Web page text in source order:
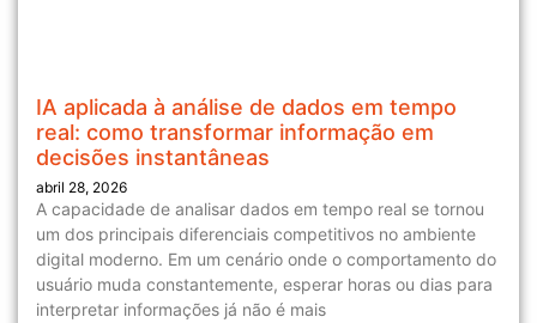
IA aplicada à análise de dados em tempo
real: como transformar informação em
decisões instantâneas
abril 28, 2026
A capacidade de analisar dados em tempo real se tornou
um dos principais diferenciais competitivos no ambiente
digital moderno. Em um cenário onde o comportamento do
usuário muda constantemente, esperar horas ou dias para
interpretar informações já não é mais